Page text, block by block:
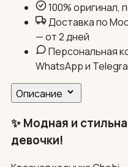
100% оригинал,
Доставка по
— от 2 дней
Персональная
WhatsApp и
Описание
✨ Модная и
девочки!